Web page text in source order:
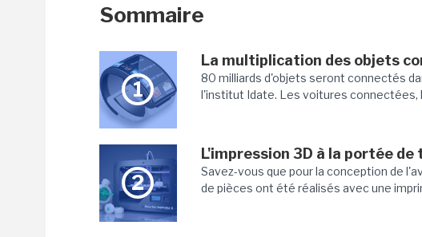
Sommaire
1
La multiplication des objets
80 milliards d'objets seront connectés
l'institut Idate. Les voitures connectées,
2
L'impression 3D à la portée de
Savez-vous que pour la conception de
de pièces ont été réalisés avec une